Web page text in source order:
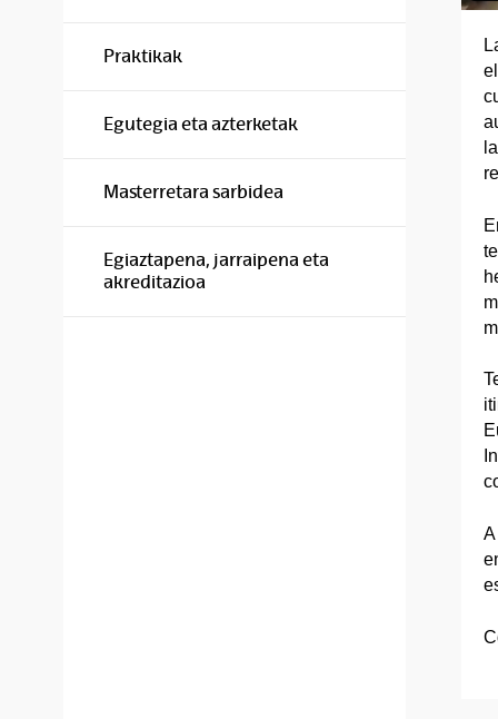
Praktikak
Egutegia eta azterketak
Masterretara sarbidea
Egiaztapena, jarraipena eta
akreditazioa